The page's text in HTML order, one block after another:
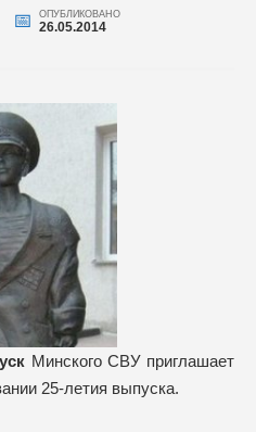
ОПУБЛИКОВАНО
26.05.2014
Минского СВУ приглашает
25-летия выпуска.